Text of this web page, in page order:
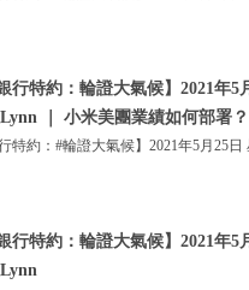
行特約：輪證大氣候】2021年
｜ 小米美團業績如何部署？
特約：#輪證大氣候】2021年5月25日
行特約：輪證大氣候】2021年